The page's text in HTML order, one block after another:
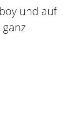
und auf